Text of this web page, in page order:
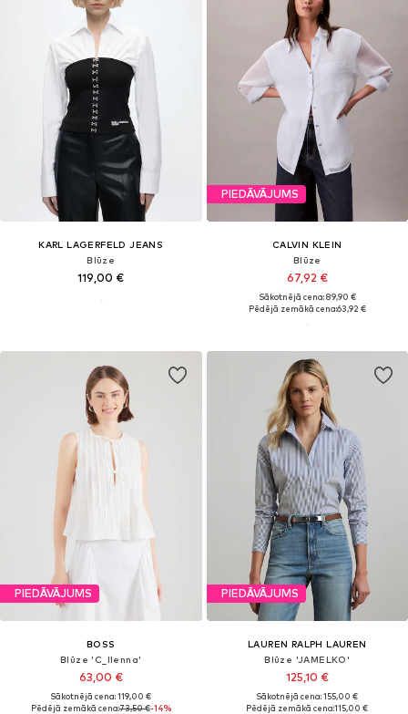
KARL LAGERFELD JEANS
Blūze
119,00 €
PIEDĀVĀJUMS
CALVIN KLEIN
Blūze
67,92 €
Sākotnējā cena: 89,90 €
Pēdējā zemākā cena:63,92 €
PIEDĀVĀJUMS
BOSS
Blūze 'C_Ilenna'
63,00 €
Sākotnējā cena: 119,00 €
Pēdējā zemākā cena:73,50 €-14%
PIEDĀVĀJUMS
LAUREN RALPH LAUREN
Blūze 'JAMELKO'
125,10 €
Sākotnējā cena: 155,00 €
Pēdējā zemākā cena:115,00 €